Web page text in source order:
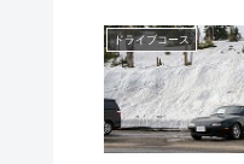
ドライブコース